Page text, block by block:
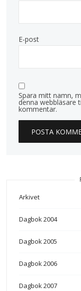
E-post
Spara mitt namn,
denna webbläsare
kommentar.
Arkivet
Dagbok 2004
Dagbok 2005
Dagbok 2006
Dagbok 2007